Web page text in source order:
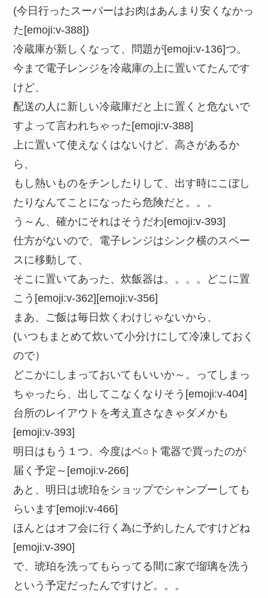
(今日行ったスーパーはお肉はあんまり安くなかっ
た[emoji:v-388])
冷蔵庫が新しくなって、問題が[emoji:v-136]つ。
今まで電子レンジを冷蔵庫の上に置いてたんです
けど、
配送の人に新しい冷蔵庫だと上に置くと危ないで
すよって言われちゃった[emoji:v-388]
上に置いて使えなくはないけど、高さがあるか
ら、
もし熱いものをチンしたりして、出す時にこぼし
たりなんてことになったら危険だと。。。
う～ん、確かにそれはそうだわ[emoji:v-393]
仕方がないので、電子レンジはシンク横のスペー
スに移動して、
そこに置いてあった、炊飯器は。。。。どこに置
こう[emoji:v-362][emoji:v-356]
まあ、ご飯は毎日炊くわけじゃないから、
(いつもまとめて炊いて小分けにして冷凍しておく
ので）
どこかにしまっておいてもいいか～。ってしまっ
ちゃったら、出してこなくなりそう[emoji:v-404]
台所のレイアウトを考え直さなきゃダメかも
[emoji:v-393]
明日はもう１つ、今度はベ○ト電器で買ったのが
届く予定～[emoji:v-266]
あと、明日は琥珀をショップでシャンプーしても
らいます[emoji:v-466]
ほんとはオフ会に行く為に予約したんですけどね
[emoji:v-390]
で、琥珀を洗ってもらってる間に家で瑠璃を洗う
という予定だったんですけど。。。